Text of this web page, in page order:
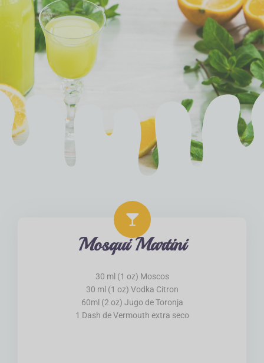
Mosqui Martini
30 ml (1 oz) Moscos
30 ml (1 oz) Vodka Citron
60ml (2 oz) Jugo de Toronja
1 Dash de Vermouth extra seco